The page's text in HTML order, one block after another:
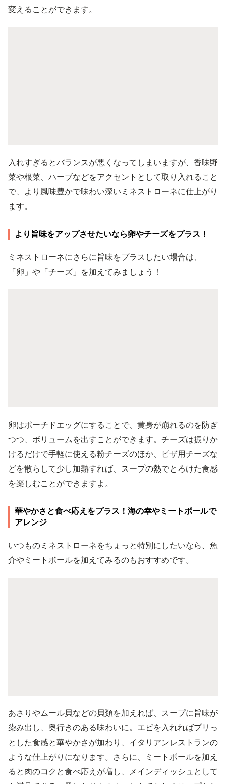
変えることができます。
入れすぎるとバランスが悪くなってしまいますが、香味野
菜や根菜、ハーブなどをアクセントとして取り入れること
で、より風味豊かで味わい深いミネストローネに仕上がり
ます。
より旨味をアップさせたいなら卵やチーズをプラス！
ミネストローネにさらに旨味をプラスしたい場合は、
「卵」や「チーズ」を加えてみましょう！
卵はポーチドエッグにすることで、黄身が崩れるのを防ぎ
つつ、ボリュームを出すことができます。チーズは振りか
けるだけで手軽に使える粉チーズのほか、ピザ用チーズな
どを散らして少し加熱すれば、スープの熱でとろけた食感
を楽しむことができますよ。
華やかさと食べ応えをプラス！海の幸やミートボールで
アレンジ
いつものミネストローネをちょっと特別にしたいなら、魚
介やミートボールを加えてみるのもおすすめです。
あさりやムール貝などの貝類を加えれば、スープに旨味が
染み出し、奥行きのある味わいに。エビを入れればプリっ
とした食感と華やかさが加わり、イタリアンレストランの
ような仕上がりになります。さらに、ミートボールを加え
ると肉のコクと食べ応えが増し、メインディッシュとして